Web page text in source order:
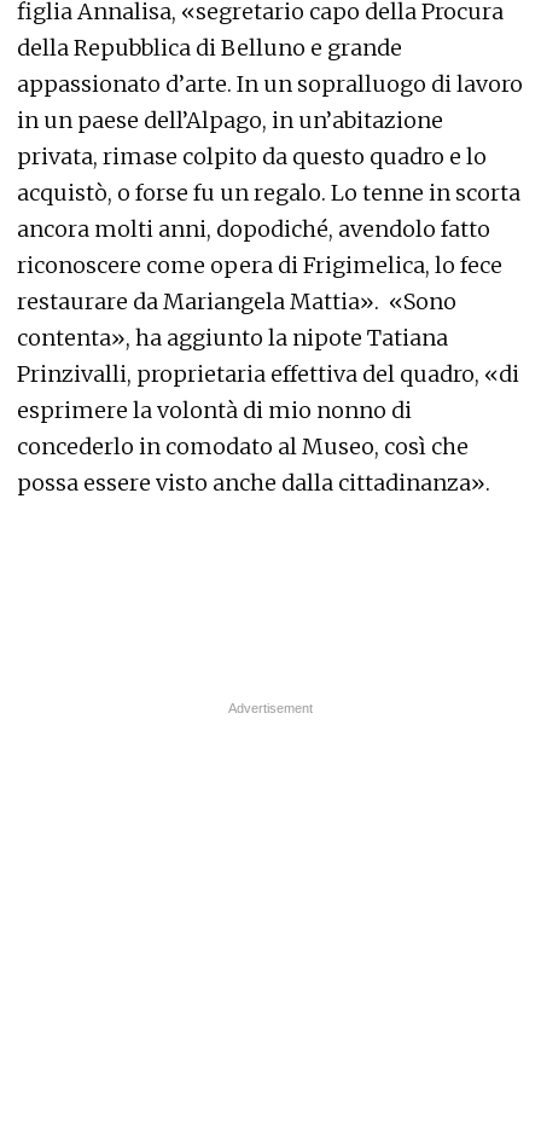
figlia Annalisa, «segretario capo della Procura
della Repubblica di Belluno e grande
appassionato d’arte. In un sopralluogo di lavoro
in un paese dell’Alpago, in un’abitazione
privata, rimase colpito da questo quadro e lo
acquistò, o forse fu un regalo. Lo tenne in scorta
ancora molti anni, dopodiché, avendolo fatto
riconoscere come opera di Frigimelica, lo fece
restaurare da Mariangela Mattia». «Sono
contenta», ha aggiunto la nipote Tatiana
Prinzivalli, proprietaria effettiva del quadro, «di
esprimere la volontà di mio nonno di
concederlo in comodato al Museo, così che
possa essere visto anche dalla cittadinanza».